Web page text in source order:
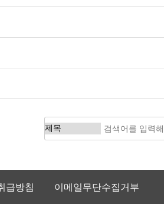
급방침 이메일무단수집거부